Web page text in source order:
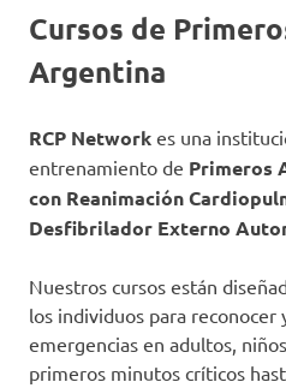
Cursos de
Argentina
RCP Network es una
entrenamiento de Primeros
con Reanimación
Desfibrilador Externo
Nuestros cursos están
los individuos para
emergencias en adultos,
primeros minutos críticos